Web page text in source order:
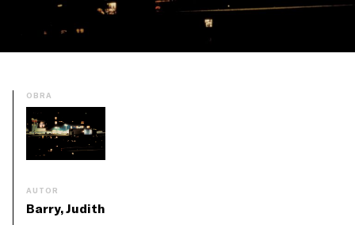
OBRA
AUTOR
Barry, Judith